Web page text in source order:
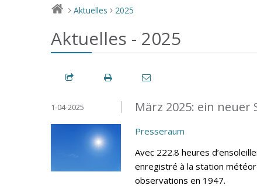
> Aktuelles > 2025
Aktuelles - 2025
März 2025: ein neuer
1-04-2025
Presseraum
Avec 222.8 heures
enregistré à la station
observations en 1947.